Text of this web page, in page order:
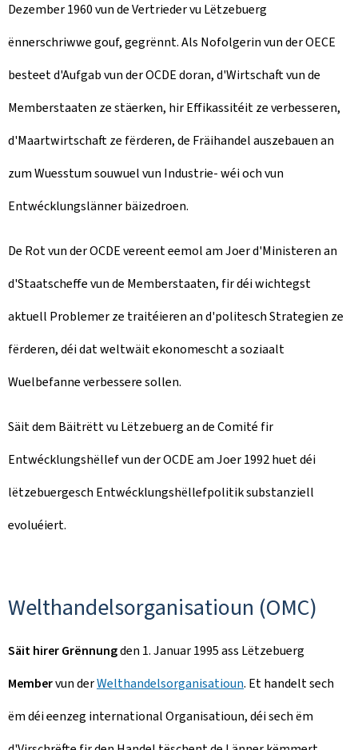
Dezember 1960 vun de Vertrieder vu Lëtzebuerg
ënnerschriwwe gouf, gegrënnt. Als Nofolgerin vun der OECE
besteet d'Aufgab vun der OCDE doran, d'Wirtschaft vun de
Memberstaaten ze stäerken, hir Effikassitéit ze verbesseren,
d'Maartwirtschaft ze fërderen, de Fräihandel auszebauen an
zum Wuesstum souwuel vun Industrie- wéi och vun
Entwécklungslänner bäizedroen.
De Rot vun der OCDE vereent eemol am Joer d'Ministeren an
d'Staatscheffe vun de Memberstaaten, fir déi wichtegst
aktuell Problemer ze traitéieren an d'politesch Strategien ze
fërderen, déi dat weltwäit ekonomescht a soziaalt
Wuelbefanne verbessere sollen.
Säit dem Bäitrëtt vu Lëtzebuerg an de Comité fir
Entwécklungshëllef vun der OCDE am Joer 1992 huet déi
lëtzebuergesch Entwécklungshëllefpolitik substanziell
evoluéiert.
Welthandelsorganisatioun (OMC)
Säit hirer Grënnungden 1. Januar 1995 ass Lëtzebuerg
Membervun derWelthandelsorganisatioun. Et handelt sech
ëm déi eenzeg international Organisatioun, déi sech ëm